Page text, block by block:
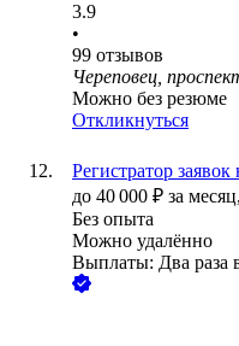
3.9
•
99 отзывов
Череповец,
Можно без резюме
Откликнуться
Регистратор
до 40 000 ₽ за месяц,
Без опыта
Можно удалённо
Выплаты: Два раза